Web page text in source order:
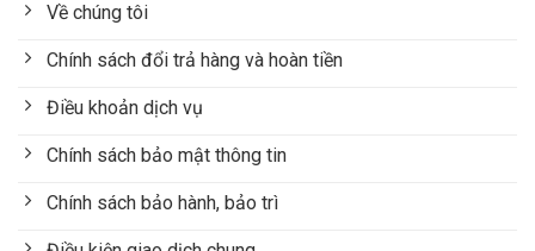
Về chúng tôi
Chính sách đổi trả hàng và hoàn tiền
Điều khoản dịch vụ
Chính sách bảo mật thông tin
Chính sách bảo hành, bảo trì